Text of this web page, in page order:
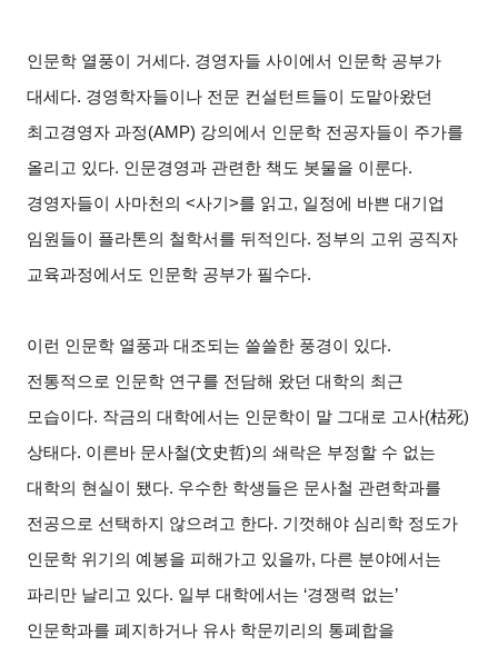
인문학 열풍이 거세다. 경영자들 사이에서 인문학 공부가
대세다. 경영학자들이나 전문 컨설턴트들이 도맡아왔던
최고경영자 과정(AMP) 강의에서 인문학 전공자들이 주가를
올리고 있다. 인문경영과 관련한 책도 봇물을 이룬다.
경영자들이 사마천의 <사기>를 읽고, 일정에 바쁜 대기업
임원들이 플라톤의 철학서를 뒤적인다. 정부의 고위 공직자
교육과정에서도 인문학 공부가 필수다.
이런 인문학 열풍과 대조되는 쓸쓸한 풍경이 있다.
전통적으로 인문학 연구를 전담해 왔던 대학의 최근
모습이다. 작금의 대학에서는 인문학이 말 그대로 고사(枯死)
상태다. 이른바 문사철(文史哲)의 쇄락은 부정할 수 없는
대학의 현실이 됐다. 우수한 학생들은 문사철 관련학과를
전공으로 선택하지 않으려고 한다. 기껏해야 심리학 정도가
인문학 위기의 예봉을 피해가고 있을까, 다른 분야에서는
파리만 날리고 있다. 일부 대학에서는 ‘경쟁력 없는’
인문학과를 폐지하거나 유사 학문끼리의 통폐합을